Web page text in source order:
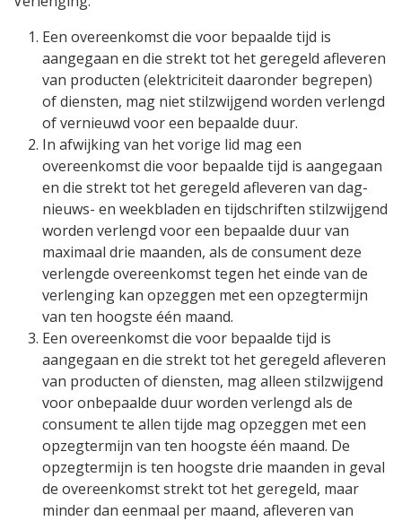
Een overeenkomst die voor bepaalde tijd is
aangegaan en die strekt tot het geregeld afleveren
van producten (elektriciteit daaronder begrepen)
of diensten, mag niet stilzwijgend worden verlengd
of vernieuwd voor een bepaalde duur.
In afwijking van het vorige lid mag een
overeenkomst die voor bepaalde tijd is aangegaan
en die strekt tot het geregeld afleveren van dag-
nieuws- en weekbladen en tijdschriften stilzwijgend
worden verlengd voor een bepaalde duur van
maximaal drie maanden, als de consument deze
verlengde overeenkomst tegen het einde van de
verlenging kan opzeggen met een opzegtermijn
van ten hoogste één maand.
Een overeenkomst die voor bepaalde tijd is
aangegaan en die strekt tot het geregeld afleveren
van producten of diensten, mag alleen stilzwijgend
voor onbepaalde duur worden verlengd als de
consument te allen tijde mag opzeggen met een
opzegtermijn van ten hoogste één maand. De
opzegtermijn is ten hoogste drie maanden in geval
de overeenkomst strekt tot het geregeld, maar
minder dan eenmaal per maand, afleveren van